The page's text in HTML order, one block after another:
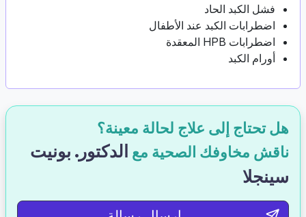
فشل الكبد الحاد
اضطرابات الكبد عند الأطفال
اضطرابات HPB المعقدة
أورام الكبد
هل تحتاج إلى علاج لحالة معينة؟
ناقش مخاوفك الصحية مع الدكتور. بونيت
سينجلا